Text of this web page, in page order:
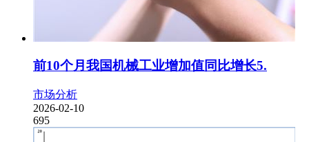
前10个月我国机械工业增加值同比增长5.
市场分析
2026-02-10
695